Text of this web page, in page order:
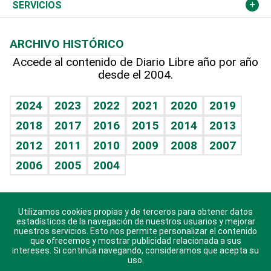
Podcast Arte Libre
Hablando con el pediatra
Vida y familia
Eñe
Celebrando la vida
Sin complejos
En pocas palabras
Escuchando al corazón
Economía Personal
Más deportes
Línea de hit
TBT Deportivo
Columnistas
Cambio climático
Opinión
Hecho en casa
Guía del dinero
SERVICIOS
Cumpleaños
Horóscopos
Crucigramas
ARCHIVO HISTÓRICO
Accede al contenido de Diario Libre año por año
desde el 2004.
2024 2023 2022 2021 2020
2019
2018
2017 2016 2015 2014
2013
2012
2011 2010 2009 2008
2007
2006
2005 2004
Descarga nuestras aplicaciones para Android, iOS y
sistema Huawei.
Utilizamos cookies propias y de terceros para obtener datos
estadísticos de la navegación de nuestros usuarios y mejorar
nuestros servicios. Esto nos permite personalizar el contenido
que ofrecemos y mostrar publicidad relacionada a sus
intereses. Si continúa navegando, consideramos que acepta su
uso.